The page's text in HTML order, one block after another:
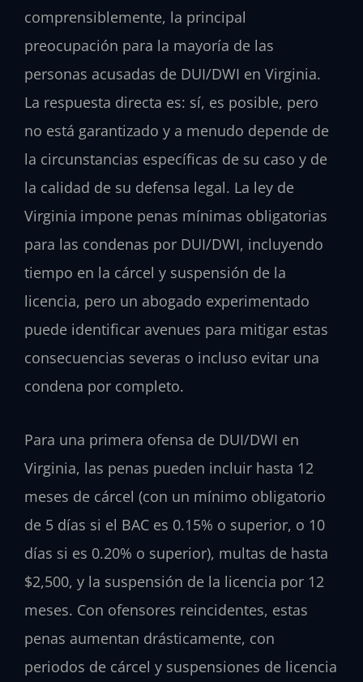
comprensiblemente, la principal
preocupación para la mayoría de las
personas acusadas de DUI/DWI en Virginia.
La respuesta directa es: sí, es posible, pero
no está garantizado y a menudo depende de
la circunstancias específicas de su caso y de
la calidad de su defensa legal. La ley de
Virginia impone penas mínimas obligatorias
para las condenas por DUI/DWI, incluyendo
tiempo en la cárcel y suspensión de la
licencia, pero un abogado experimentado
puede identificar avenues para mitigar estas
consecuencias severas o incluso evitar una
condena por completo.
Para una primera ofensa de DUI/DWI en
Virginia, las penas pueden incluir hasta 12
meses de cárcel (con un mínimo obligatorio
de 5 días si el BAC es 0.15% o superior, o 10
días si es 0.20% o superior), multas de hasta
$2,500, y la suspensión de la licencia por 12
meses. Con ofensores reincidentes, estas
penas aumentan drásticamente, con
periodos de cárcel y suspensiones de licencia